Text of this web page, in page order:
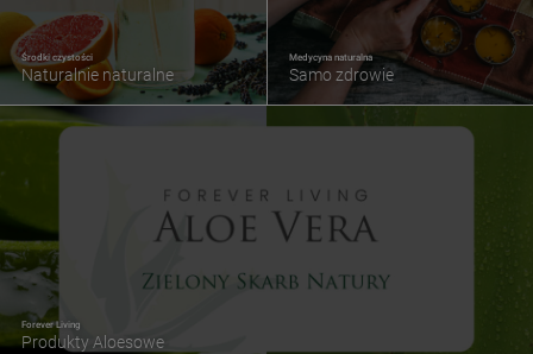
Forever Living
Produkty Aloesowe
Środki czystości
Naturalnie naturalne
Medycyna naturalna
Samo zdrowie